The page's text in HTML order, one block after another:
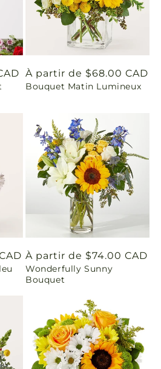
Prix
habituel
À partir de $68.00 CAD
Bouquet Matin Lumineux
Prix
habituel
À partir de $74.00 CAD
Wonderfully Sunny
Bouquet